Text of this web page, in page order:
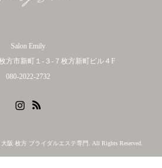
Salon Emily
方市新町１-３-７枚方新町ビル４F
080-2022-2732
阪 枚方 ブライダルエステ専門 . All Rights Reserved.